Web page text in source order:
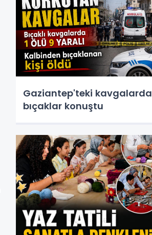
Gaziantep'teki kavgalarda
bıçaklar konuştu